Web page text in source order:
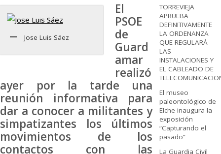
Jose Luis Sáez
El
PSOE
de
Guard
amar
realizó
ayer por la tarde una
reunión informativa para
dar a conocer a militantes y
simpatizantes los últimos
movimientos de los
contactos con las
TORREVIEJA
APRUEBA
DEFINITIVAMENTE
LA ORDENANZA
QUE REGULARÁ
LAS
INSTALACIONES Y
EL CABLEADO DE
El museo
paleontológico de
Elche inaugura la
exposición
“Capturando el
pasado”
La Guardia Civil